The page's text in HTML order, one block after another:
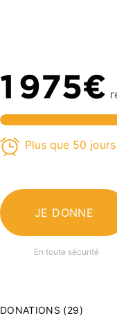
1 975€
Plus que 50
JE DONNE
En toute sécurité
DONATIONS (29)